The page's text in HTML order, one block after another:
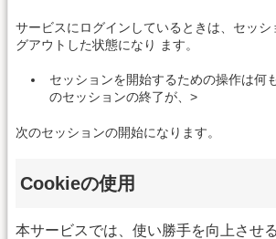
サービスにログインしているときは、セッシ
グアウトした状態になり ます。
セッションを開始するための操作は何
のセッションの終了が、>
次のセッションの開始になります。
Cookieの使用
本サービスでは、使い勝手を向上させ